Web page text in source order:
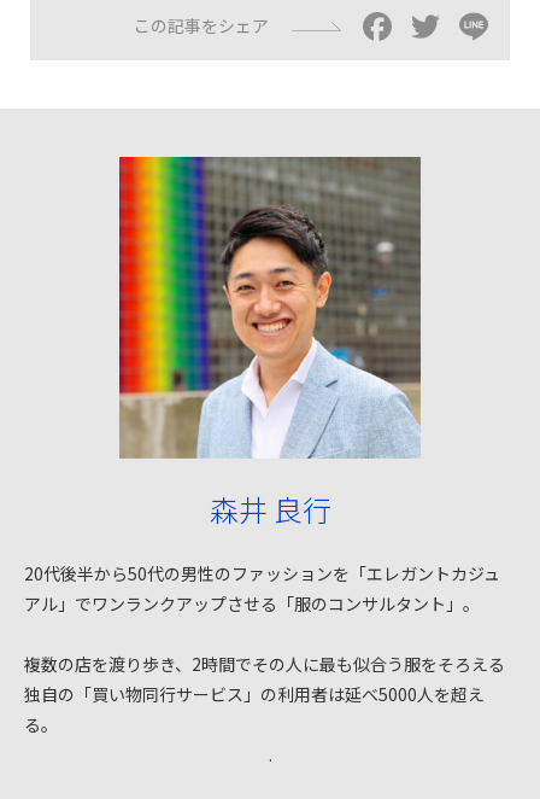
この記事をシェア
森井 良行
20代後半から50代の男性のファッションを「エレガントカジュ
アル」でワンランクアップさせる「服のコンサルタント」。
複数の店を渡り歩き、2時間でその人に最も似合う服をそろえる
独自の「買い物同行サービス」の利用者は延べ5000人を超え
る。
.